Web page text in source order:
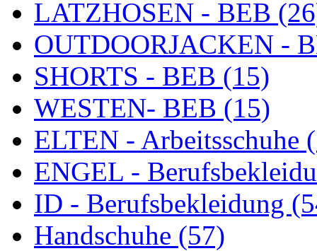
LATZHOSEN - BEB
OUTDOORJACKEN -
SHORTS - BEB (15)
WESTEN- BEB (15)
ELTEN - Arbeitsschuhe
ENGEL -
ID - Berufsbekleidung
Handschuhe (57)